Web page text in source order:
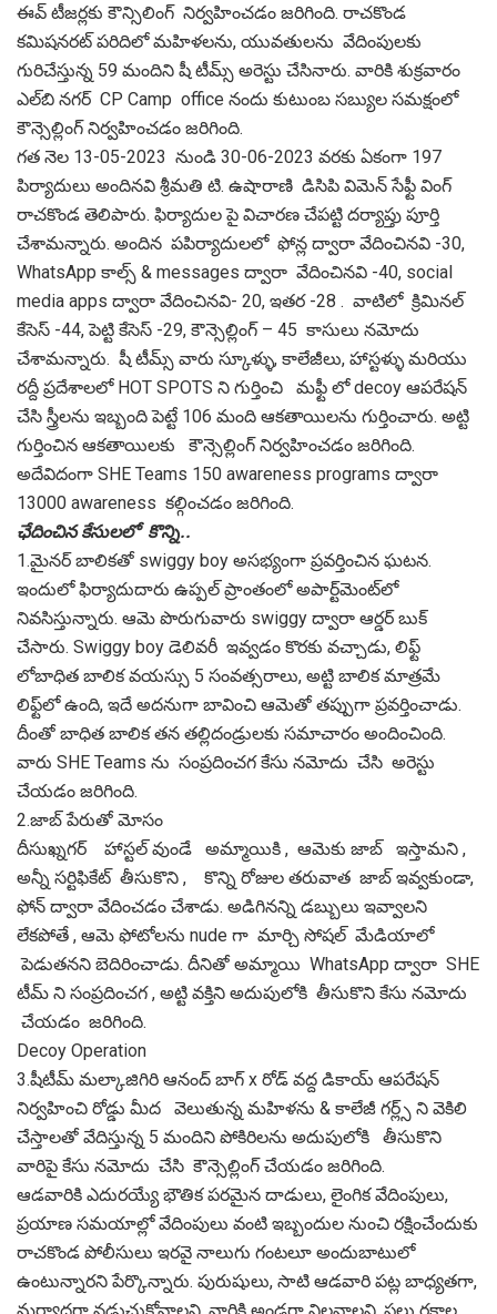
ఈవ్ టీజర్లకు కౌన్సిలింగ్ నిర్వహించడం జరిగింది. రాచకొండ
కమిషనరట్ పరిదిలో మహిళలను, యువతులను వేదింపులకు
గురిచేస్తున్న 59 మందిని షీ టీమ్స్ అరెస్టు చేసినారు. వారికి శుక్రవారం
ఎల్‌బి నగర్ CP Camp office నందు కుటుంబ సబ్యుల సమక్షంలో
కౌన్సెల్లింగ్ నిర్వహించడం జరిగింది.
గత నెల 13-05-2023 నుండి 30-06-2023 వరకు ఏకంగా 197
పిర్యాదులు అందినవి శ్రీమతి టి. ఉషారాణి డి‌సి‌పి విమెన్ సేఫ్టీ వింగ్
రాచకొండ తెలిపారు. ఫిర్యాదుల పై విచారణ చేపట్టి దర్యాప్తు పూర్తి
చేశామన్నారు. అందిన పపిర్యాదులలో ఫోన్ల ద్వారా వేదించినవి -30,
WhatsApp కాల్స్ & messages ద్వారా వేదించినవి -40, social
media apps ద్వారా వేదించినవి- 20, ఇతర -28 . వాటిలో క్రిమినల్
కేసెస్ -44, పెట్టి కేసెస్ -29, కౌన్సెల్లింగ్ – 45 కాసులు నమోదు
చేశామన్నారు. షీ టీమ్స్ వారు స్కూళ్ళు, కాలేజీలు, హాస్టళ్ళు మరియు
రద్దీ ప్రదేశాలలో HOT SPOTS ని గుర్తించి మఫ్టీ లో decoy ఆపరేషన్
చేసి స్త్రీలను ఇబ్బంది పెట్టే 106 మంది ఆకతాయిలను గుర్తించారు. అట్టి
గుర్తించిన ఆకతాయిలకు కౌన్సెల్లింగ్ నిర్వహించడం జరిగింది.
అదేవిదంగా SHE Teams 150 awareness programs ద్వారా
13000 awareness కల్గించడం జరిగింది.
ఛేదించిన కేసులలో కొన్ని..
1.మైనర్ బాలికతో swiggy boy అసభ్యంగా ప్రవర్తించిన ఘటన.
ఇందులో ఫిర్యాదుదారు ఉప్పల్ ప్రాంతంలో అపార్ట్‌మెంట్‌లో
నివసిస్తున్నారు. ఆమె పొరుగువారు swiggy ద్వారా ఆర్డర్ బుక్
చేసారు. Swiggy boy డెలివరీ ఇవ్వడం కొరకు వచ్చాడు, లిఫ్ట్
లోబాధిత బాలిక వయస్సు 5 సంవత్సరాలు, అట్టి బాలిక మాత్రమే
లిఫ్ట్‌లో ఉంది, ఇదే అదనుగా బావించి ఆమెతో తప్పుగా ప్రవర్తించాడు.
దీంతో బాధిత బాలిక తన తల్లిదండ్రులకు సమాచారం అందించింది.
వారు SHE Teams ను సంప్రదించగ కేసు నమోదు చేసి అరెస్టు
చేయడం జరిగింది.
2.జాబ్ పేరుతో మోసం
దీసుఖ్నగర్ హాస్టల్ వుండే అమ్మాయికి , ఆమెకు జాబ్ ఇస్తామని ,
అన్నీ సర్టిఫికేట్ తీసుకొని , కొన్ని రోజుల తరువాత జాబ్ ఇవ్వకుండా,
ఫోన్ ద్వారా వేదించడం చేశాడు. అడిగినన్ని డబ్బులు ఇవ్వాలని
లేకపోతే , ఆమె ఫోటోలను nude గా మార్చి సోషల్ మేడియాలో
పెడుతనని బెదిరించాడు. దీనితో అమ్మాయి WhatsApp ద్వారా SHE
టీమ్ ని సంప్రదించగ , అట్టి వక్తిని అదుపులోకి తీసుకొని కేసు నమోదు
చేయడం జరిగింది.
Decoy Operation
3.షీటీమ్ మల్కాజిగిరి ఆనంద్ బాగ్ x రోడ్ వద్ద డికాయ్ ఆపరేషన్
నిర్వహించి రోడ్డు మీద వెలుతున్న మహిళను & కాలేజీ గర్ల్స్ ని వెకిలి
చేస్తాలతో వేదిస్తున్న 5 మందిని పోకిరిలను అదుపులోకి తీసుకొని
వారిపై కేసు నమోదు చేసి కౌన్సెల్లింగ్ చేయడం జరిగింది.
ఆడవారికి ఎదురయ్యే భౌతిక పరమైన దాడులు, లైంగిక వేదింపులు,
ప్రయాణ సమయాల్లో వేదింపులు వంటి ఇబ్బందుల నుంచి రక్షించేందుకు
రాచకొండ పోలీసులు ఇరవై నాలుగు గంటలూ అందుబాటులో
ఉంటున్నారని పేర్కొన్నారు. పురుషులు, సాటి ఆడవారి పట్ల బాధ్యతగా,
మర్యాదగా నడుచుకోవాలని, వారికి అండగా నిలవాలని, పలు రకాల